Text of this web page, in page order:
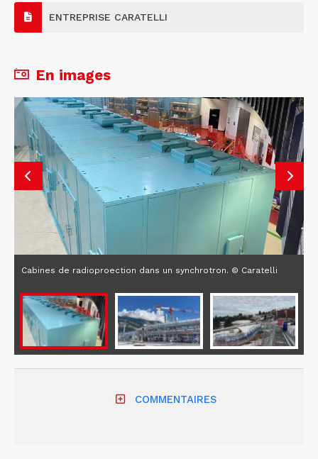
ENTREPRISE CARATELLI
En images
Cabines de radioproection dans un synchrotron. © Caratelli
COMMENTAIRES